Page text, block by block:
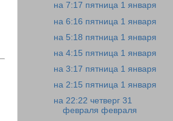
на 7:17 пятница 1 января
на 6:16 пятница 1 января
на 5:18 пятница 1 января
на 4:15 пятница 1 января
на 3:17 пятница 1 января
на 2:15 пятница 1 января
на 22:22 четверг 31
февраля февраля